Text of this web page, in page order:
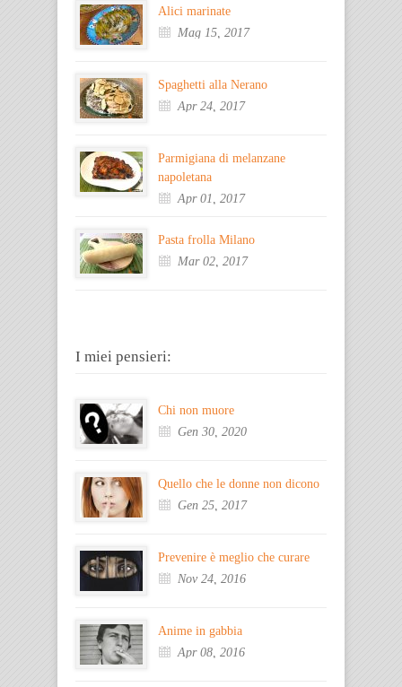
Alici marinate
Mag 15, 2017
Spaghetti alla Nerano
Apr 24, 2017
Parmigiana di melanzane
napoletana
Apr 01, 2017
Pasta frolla Milano
Mar 02, 2017
I miei pensieri:
Chi non muore
Gen 30, 2020
Quello che le donne non dicono
Gen 25, 2017
Prevenire è meglio che curare
Nov 24, 2016
Anime in gabbia
Apr 08, 2016